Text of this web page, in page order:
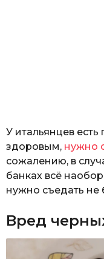
У итальянцев
здоровым, нужно
сожалению, в
банках всё
нужно съедать не
Вред